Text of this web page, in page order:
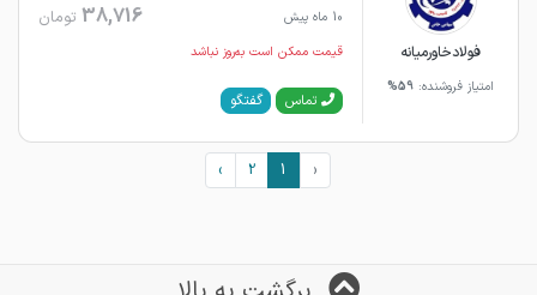
فولادخاورمیانه
امتیاز فروشنده: 59%
10 ماه پیش
38,716 تومان
قیمت ممکن است به‌روز نباشد
تماس گفتگو
‹
1
2
›